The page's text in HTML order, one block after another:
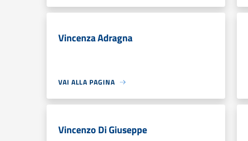
Vincenza Adragna
VAI ALLA PAGINA
Vincenzo Di Giuseppe